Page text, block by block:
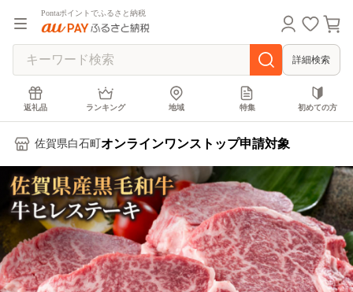
Pontaポイントでふるさと納税
詳細検索
返礼品 ランキング 地域 特集 初めての方
佐賀県白石町 オンラインワンストップ申請対象